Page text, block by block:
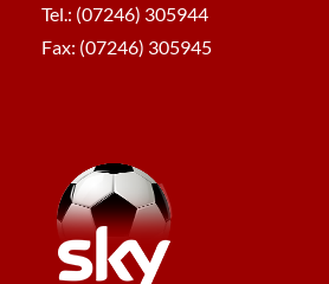
Tel.: (07246) 305944
Fax: (07246) 305945